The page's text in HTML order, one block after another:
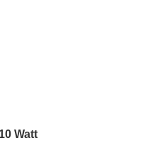
Watt